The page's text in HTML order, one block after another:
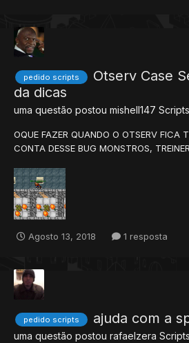
pedido scripts
Otserv Case
da dicas
uma questão postou mishell147 Scripts
OQUE FAZER QUANDO O OTSERV FICA
CONTA DESSE BUG MONSTROS,
Agosto 13, 2018 1 resposta
pedido scripts ajuda com a
uma questão postou rafaelzera Scripts